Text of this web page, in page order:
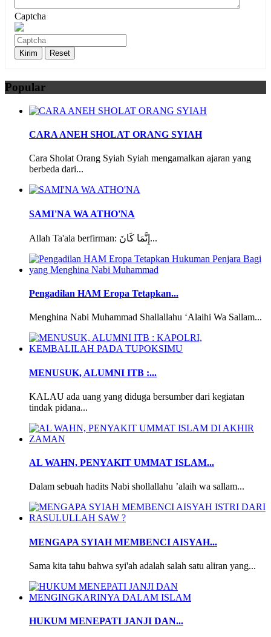
Captcha
Popular
CARA ANEH SHOLAT ORANG SYIAH
Cara Sholat Orang Syiah Syiah mengamalkan ajaran yang
berbeda dari...
SAMI'NA WA ATHO'NA
Allah Ta'ala berfirman: إِنَّمَا كَانَ...
Pengadilan HAM Eropa Tetapkan...
Menghina Nabi Muhammad Shallallahu ‘Alaihi Wa Sallam...
MENUSUK, ALUMNI ITB :...
KALAU ada uang yang diduga bersumber dari kegiatan
tindak pidana...
AL WAHN, PENYAKIT UMMAT ISLAM...
Dalam sebuah hadits Nabi shollallahu ’alaih wa sallam...
MENGAPA SYIAH MEMBENCI AISYAH...
Sama kita tahu bahwa syi'ah adalah salah satu aliran yang...
HUKUM MENEPATI JANJI DAN...